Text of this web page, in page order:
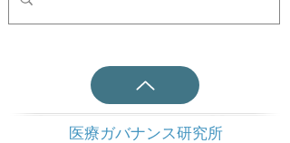
医療ガバナンス研究所